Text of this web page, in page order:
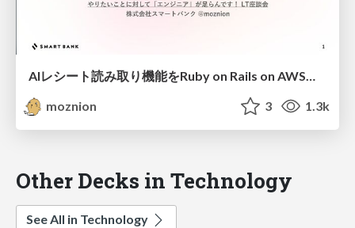
AIレシート読み取り機能をRuby on Rails on AWSで実現するLLMにまつわるアレコレ / AI-based receipt reading function powered by LLM on Ruby on Rails on AWS
moznion
3 1.3k
Other Decks in Technology
See All in Technology